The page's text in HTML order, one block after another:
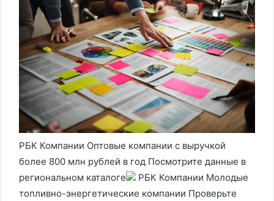
РБК Компании Оптовые компании с выручкой
более 800 млн рублей в год Посмотрите данные в
региональном каталоге
РБК Компании Молодые
топливно-энергетические компании Проверьте